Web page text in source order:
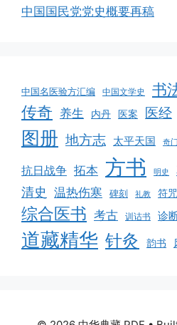
中国国民党党史概要再稿
中国名医验方汇编 中国文学史 书
传奇 养生 内丹 医案 医经
图册 地方志 太平天国 奇
抗日战争 拓本 方书 明史
清史 温热伤寒 碑刻 礼教 符咒
综合医书 考古 训诂书 诊
道藏精华 针灸 韵书